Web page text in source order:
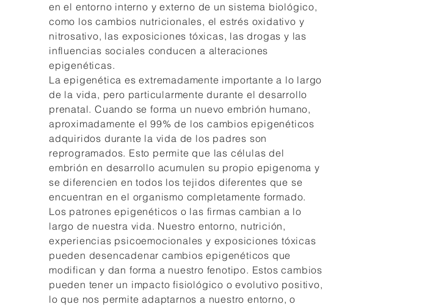
en el entorno interno y externo de un sistema biológico,
como los cambios nutricionales, el estrés oxidativo y
nitrosativo, las exposiciones tóxicas, las drogas y las
influencias sociales conducen a alteraciones
epigenéticas.
La epigenética es extremadamente importante a lo largo
de la vida, pero particularmente durante el desarrollo
prenatal. Cuando se forma un nuevo embrión humano,
aproximadamente el 99% de los cambios epigenéticos
adquiridos durante la vida de los padres son
reprogramados. Esto permite que las células del
embrión en desarrollo acumulen su propio epigenoma y
se diferencien en todos los tejidos diferentes que se
encuentran en el organismo completamente formado.
Los patrones epigenéticos o las firmas cambian a lo
largo de nuestra vida. Nuestro entorno, nutrición,
experiencias psicoemocionales y exposiciones tóxicas
pueden desencadenar cambios epigenéticos que
modifican y dan forma a nuestro fenotipo. Estos cambios
pueden tener un impacto fisiológico o evolutivo positivo,
lo que nos permite adaptarnos a nuestro entorno, o